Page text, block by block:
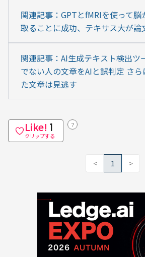
関連記事：GPTとfMRIを使って
取ることに成功、テキサス大が論
関連記事：AI生成テキスト検出ツ
でない人の文章をAIと誤判定 さ
た文章は見逃す
Like! 1
クリップする
？
< 1 >